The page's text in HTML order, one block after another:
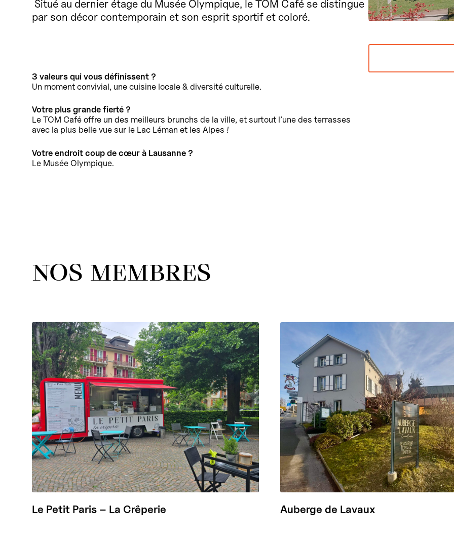
Situé au dernier étage du Musée Olympique, le TOM Café se distingue
par son décor contemporain et son esprit sportif et coloré.
3 valeurs qui vous définissent ?
Un moment convivial, une cuisine locale & diversité culturelle.
Votre plus grande fierté ?
Le TOM Café offre un des meilleurs brunchs de la ville, et surtout l’une des terrasses
avec la plus belle vue sur le Lac Léman et les Alpes !
Votre endroit coup de cœur à Lausanne ?
Le Musée Olympique.
NOS MEMBRES
Le Petit Paris – La Crêperie Auberge de Lavaux